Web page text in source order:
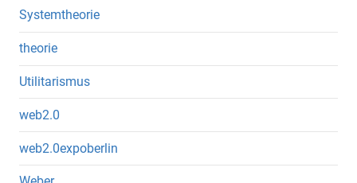
Systemtheorie
theorie
Utilitarismus
web2.0
web2.0expoberlin